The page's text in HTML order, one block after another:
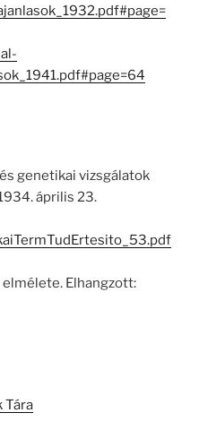
genetikai vizsgálatok
április 23.
elmélete. Elhangzott:
Tára